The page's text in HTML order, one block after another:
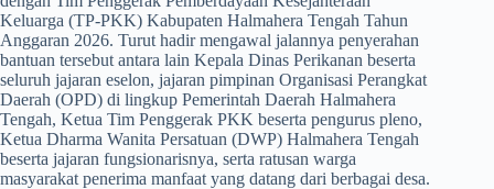
Keluarga (TP-PKK) Kabupaten Halmahera Tengah Tahun
Anggaran 2026. Turut hadir mengawal jalannya penyerahan
bantuan tersebut antara lain Kepala Dinas Perikanan beserta
seluruh jajaran eselon, jajaran pimpinan Organisasi Perangkat
Daerah (OPD) di lingkup Pemerintah Daerah Halmahera
Tengah, Ketua Tim Penggerak PKK beserta pengurus pleno,
Ketua Dharma Wanita Persatuan (DWP) Halmahera Tengah
beserta jajaran fungsionarisnya, serta ratusan warga
masyarakat penerima manfaat yang datang dari berbagai desa.